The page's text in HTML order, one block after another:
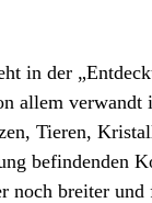
in der
allem verwandt
Tieren,
befindenden
noch breiter